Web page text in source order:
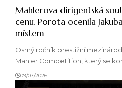
Mahlerova dirigentská
cenu. Porota ocenila
místem
Osmý ročník prestižní
Mahler Competition, který se
09/07/2026